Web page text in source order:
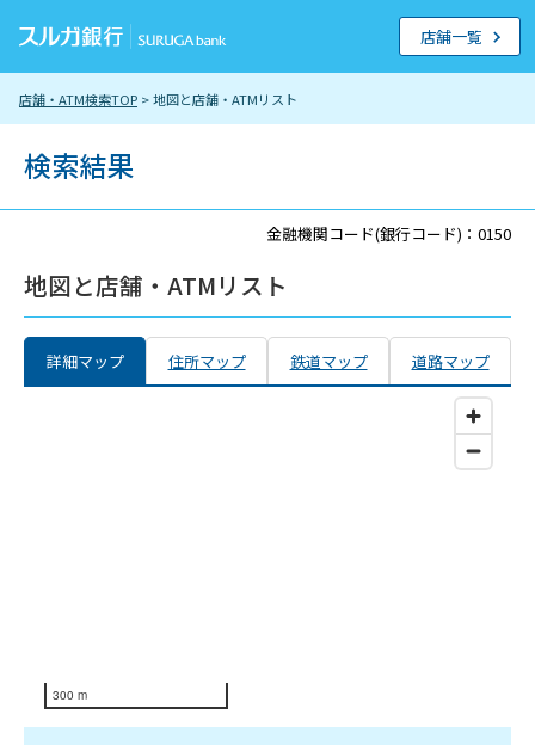
店舗・ATM検索TOP > 地図と店舗・ATMリスト
店舗一覧
検索結果
金融機関コード(銀行コード)：0150
地図と店舗・ATMリスト
詳細マップ 住所マップ 鉄道マップ 道路マップ
300 m